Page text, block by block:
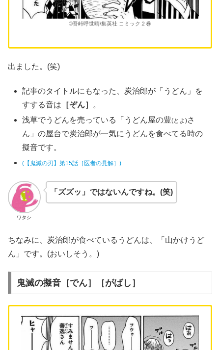
©吾峠呼世晴/集英社 コミック２巻
出ました。(笑)
記事のタイトルにもなった、炭治郎が「うどん」を
すする音は ［ぞん］
。
浅草でうどんを売っている「うどん屋の豊(とよ)さ
ん」の屋台で炭治郎が一気にうどんを食べてる時の
擬音です。
(【鬼滅の刃】第15話［医者の見解］)
ワタシ
「ズズッ」ではないんですね。(笑)
ちなみに、炭治郎が食べているうどんは、「山かけうど
ん」です。(おいしそう。)
鬼滅の擬音［でん］［がばし］